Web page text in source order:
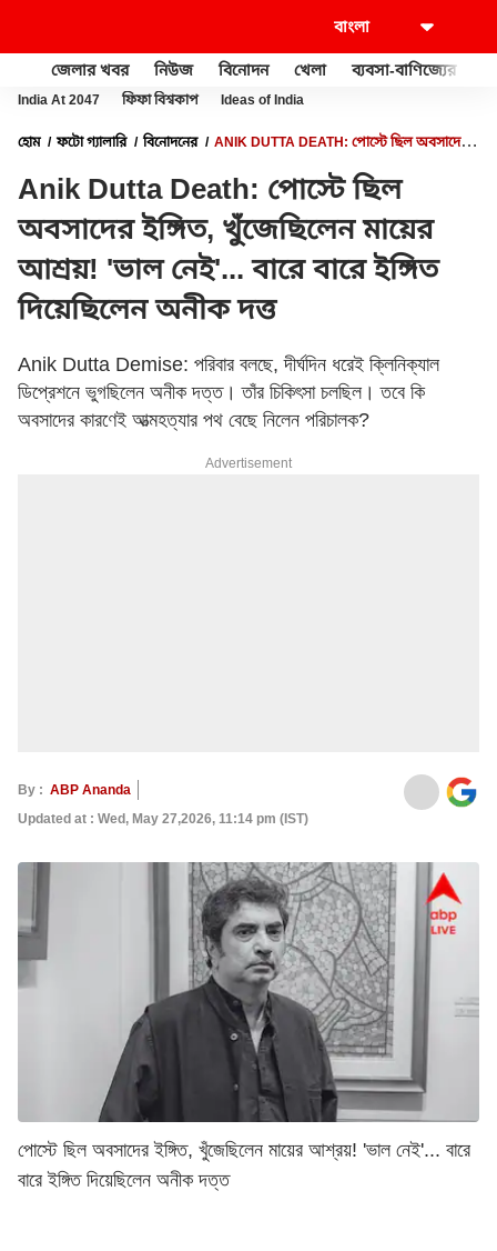
জেলার খবর নিউজ বিনোদন খেলা ব্যবসা-বাণিজ্যের
India At 2047 ফিফা বিশ্বকাপ Ideas of India
হোম ফটো গ্যালারি বিনোদনের
ANIK DUTTA DEATH: পোস্টে ছিল অবসাদের
Anik Dutta Death: পোস্টে ছিল
অবসাদের ইঙ্গিত, খুঁজেছিলেন মায়ের
আশ্রয়! 'ভাল নেই'... বারে বারে ইঙ্গিত
দিয়েছিলেন অনীক দত্ত
Anik Dutta Demise: পরিবার বলছে, দীর্ঘদিন ধরেই ক্লিনিক্যাল
ডিপ্রেশনে ভুগছিলেন অনীক দত্ত। তাঁর চিকিৎসা চলছিল। তবে কি
অবসাদের কারণেই আত্মহত্যার পথ বেছে নিলেন পরিচালক?
Advertisement
By : ABP Ananda
Updated at : Wed, May 27,2026, 11:14 pm (IST)
পোস্টে ছিল অবসাদের ইঙ্গিত, খুঁজেছিলেন মায়ের আশ্রয়! 'ভাল নেই'... বারে
বারে ইঙ্গিত দিয়েছিলেন অনীক দত্ত